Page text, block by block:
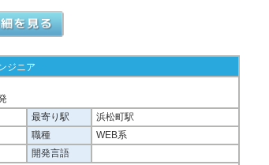
ジニア
最寄り駅
浜松町駅
職種
WEB系
開発言語